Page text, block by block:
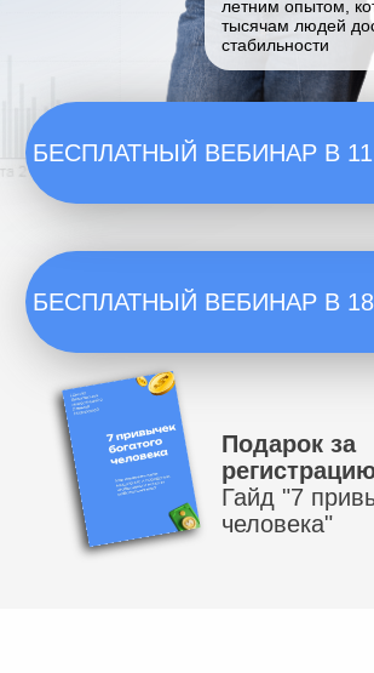
Подарок за
регистрацию:
Гайд "7 привычек богатого
человека"
СПАСАТЕЛЬНЫЙ КРУГ
ДЛЯ ТЕХ, КТО:
Не понимаете, куда
уходят деньги каждый
месяц
Ваши финансы будто тают,
01